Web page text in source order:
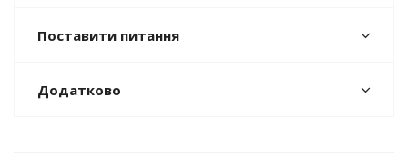
Поставити питання
Додатково